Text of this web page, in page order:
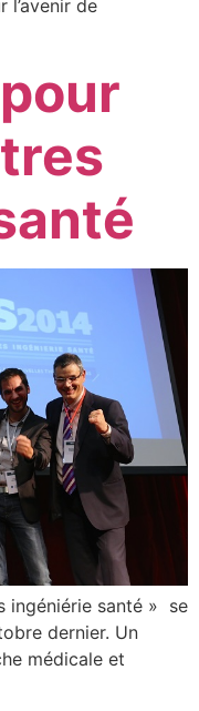
l’avenir de
ingéniérie santé » se
dernier. Un
médicale et